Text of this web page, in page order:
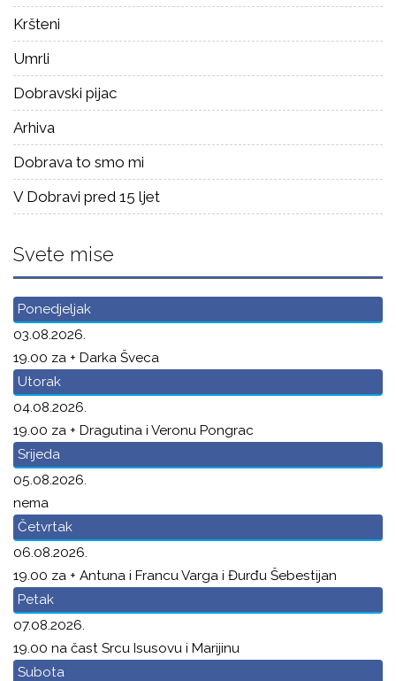
Kršteni
Umrli
Dobravski pijac
Arhiva
Dobrava to smo mi
V Dobravi pred 15 ljet
Svete mise
Ponedjeljak
03.08.2026.
19.00 za + Darka Šveca
Utorak
04.08.2026.
19.00 za + Dragutina i Veronu Pongrac
Srijeda
05.08.2026.
nema
Četvrtak
06.08.2026.
19.00 za + Antuna i Francu Varga i Đurđu Šebestijan
Petak
07.08.2026.
19.00 na čast Srcu Isusovu i Marijinu
Subota